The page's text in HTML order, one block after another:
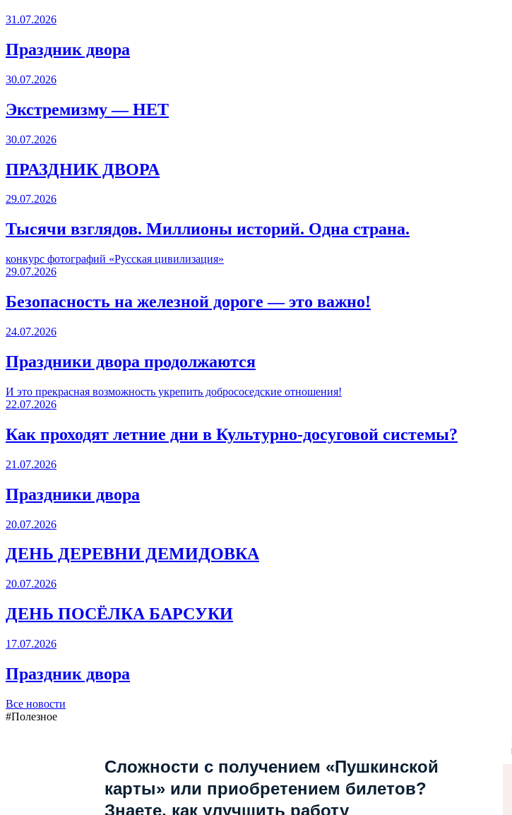
31.07.2026
Праздник двора
30.07.2026
Экстремизму — НЕТ
30.07.2026
ПРАЗДНИК ДВОРА️
29.07.2026
Тысячи взглядов. Миллионы историй. Одна страна.
конкурс фотографий «Русская цивилизация»
29.07.2026
Безопасность на железной дороге — это важно!
24.07.2026
Праздники двора продолжаются
И это прекрасная возможность укрепить добрососедские отношения!
22.07.2026
Как проходят летние дни в Культурно-досуговой системы?
21.07.2026
Праздники двора
20.07.2026
ДЕНЬ ДЕРЕВНИ ДЕМИДОВКА
20.07.2026
ДЕНЬ ПОСЁЛКА БАРСУКИ
17.07.2026
Праздник двора
Все новости
#Полезное
Сложности с получением «Пушкинской
карты» или приобретением билетов?
Знаете, как улучшить работу